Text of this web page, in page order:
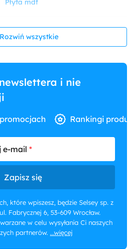
Płyta mdf
Kamień dekoracyjny Fototapeta
Rozwiń wszystkie
i nie
Rankingi
e-mail
Zapisz się
które wpiszesz, będzie Selsey sp. z
Fabrycznej 6, 53-609 Wrocław.
w celu wysyłania Ci naszych
partnerów. ...więcej